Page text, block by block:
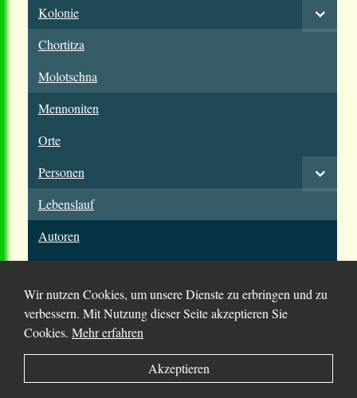
Kolonie
Chortitza
Molotschna
Mennoniten
Orte
Personen
Lebenslauf
Autoren
© 2025 Chortitza.org | Supported byD. F. Plett
Historical Research Foundation Inc.
Wir nutzen Cookies, um unsere Dienste zu erbringen und zu
verbessern. Mit Nutzung dieser Seite akzeptieren Sie
Cookies. Mehr erfahren
Akzeptieren